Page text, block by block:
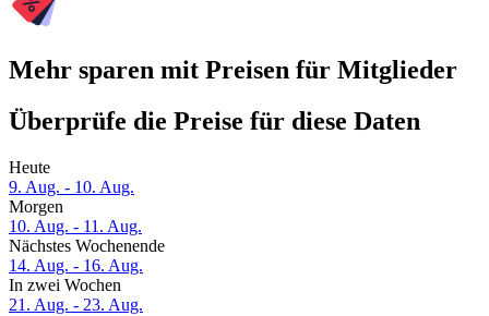
Mehr sparen mit Preisen für Mitglieder
Überprüfe die Preise für diese Daten
Heute
9. Aug. - 10. Aug.
Morgen
10. Aug. - 11. Aug.
Nächstes Wochenende
14. Aug. - 16. Aug.
In zwei Wochen
21. Aug. - 23. Aug.